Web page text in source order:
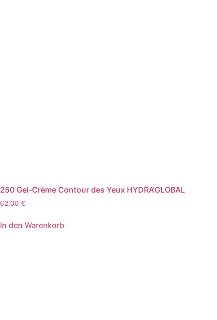
250 Gel-Crème Contour des Yeux HYDRA’GLOBAL
62,00 €
In den Warenkorb